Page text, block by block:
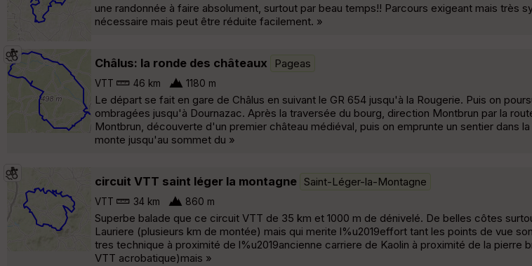
une randonnée à faire absolument, surtout par beau temps!! Parcours exigeant mais très
nécessaire mais peut être réduite facilement. »
Châlus: la ronde des châteaux Pageas
VTT 46 km 1180 m
Le départ se fait en gare de Châlus en suivant le GR 654 jusqu'à la Rougerie. Puis on
ombragées jusqu'à Dournazac. Après la traversée du bourg, direction Montbrun par la
Montbrun, découverte d'un premier château médiéval, puis on emprunte un sentier dans
monte jusqu'au sommet du »
circuit VTT saint léger la montagne Saint-Léger-la-Montagne
VTT 34 km 860 m
Superbe balade que ce circuit VTT de 35 km et 1000 m de dénivelé. De belles côtes
Lauriere (plusieurs km de montée) mais qui merite l%u2019effort tant les points de vue
tres technique à proximité de l%u2019ancienne carriere de Kaolin à proximité de la pierre
VTT acrobatique)mais »